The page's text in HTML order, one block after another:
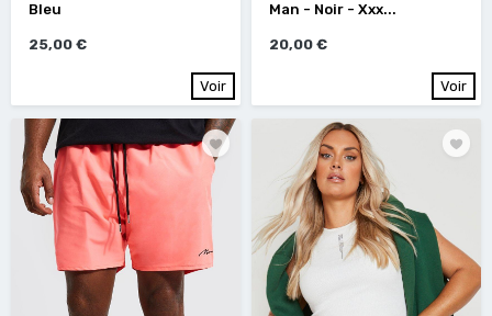
Bleu
25,00 €
Voir
Man - Noir - Xxx...
20,00 €
Voir